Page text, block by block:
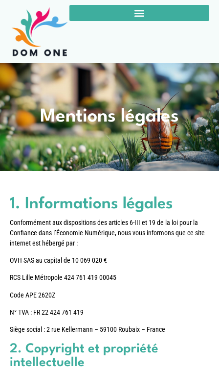
Mentions légales
1. Informations légales
Conformément aux dispositions des articles 6-III et 19 de la loi pour la
Confiance dans l’Économie Numérique, nous vous informons que ce site
internet est hébergé par :
OVH SAS au capital de 10 069 020 €
RCS Lille Métropole 424 761 419 00045
Code APE 2620Z
N° TVA : FR 22 424 761 419
Siège social : 2 rue Kellermann – 59100 Roubaix – France
2. Copyright et propriété
intellectuelle